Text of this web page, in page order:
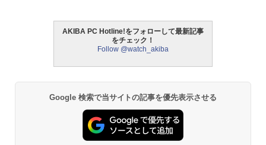
AKIBA PC Hotline!をフォローして最新記事
をチェック！
Follow @watch_akiba
Google 検索で当サイトの記事を優先表示させる